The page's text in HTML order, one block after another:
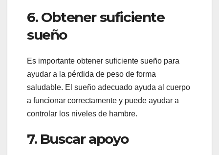
6. Obtener suficiente
sueño
Es importante obtener suficiente sueño para
ayudar a la pérdida de peso de forma
saludable. El sueño adecuado ayuda al cuerpo
a funcionar correctamente y puede ayudar a
controlar los niveles de hambre.
7. Buscar apoyo